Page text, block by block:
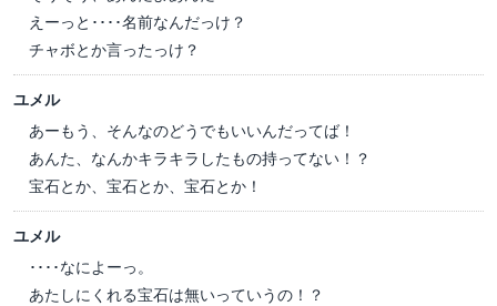
えーっと････名前なんだっけ？
チャボとか言ったっけ？
ユメル
あーもう、そんなのどうでもいいんだってば！
あんた、なんかキラキラしたもの持ってない！？
宝石とか、宝石とか、宝石とか！
ユメル
････なによーっ。
あたしにくれる宝石は無いっていうの！？